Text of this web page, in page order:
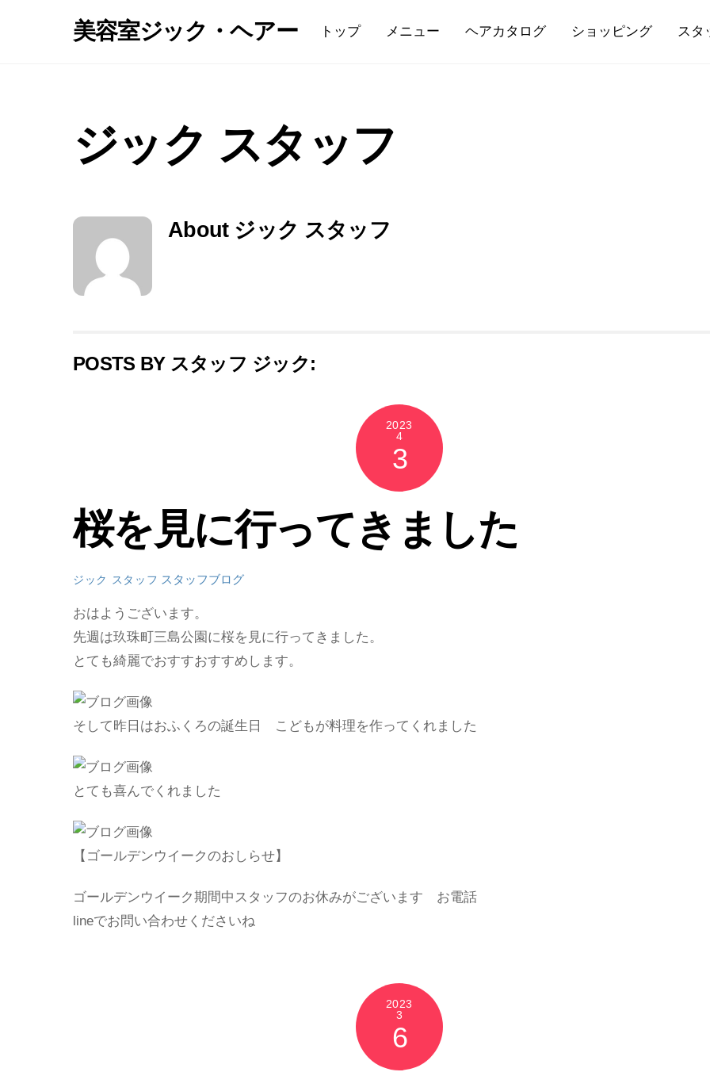
美容室ジック・ヘアー トップ メニュー ヘアカタログ ショッピング スタ
ジック スタッフ
About ジック スタッフ
POSTS BY スタッフ ジック:
2023
4
3
桜を見に行ってきました
ジック スタッフ スタッフブログ
おはようございます。
先週は玖珠町三島公園に桜を見に行ってきました。
とても綺麗でおすすおすすめします。
そして昨日はおふくろの誕生日 こどもが料理を作ってくれました
とても喜んでくれました
【ゴールデンウイークのおしらせ】
ゴールデンウイーク期間中スタッフのお休みがございます お電話
lineでお問い合わせくださいね
2023
3
6